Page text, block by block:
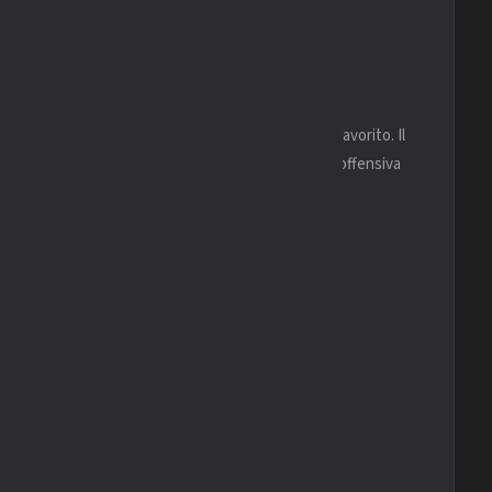
il Manchester United parte nettamente favorito. Il
ma difficilmente riuscirà a contenere l’intensità offensiva